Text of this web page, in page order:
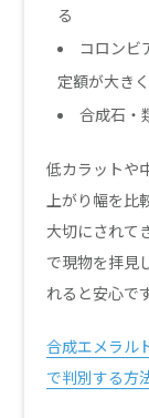
る
コロンビ
定額が大き
合成石・
低カラットや
上がり幅を比
大切にされて
で現物を拝見
れると安心です
合成エメラル
で判別する方